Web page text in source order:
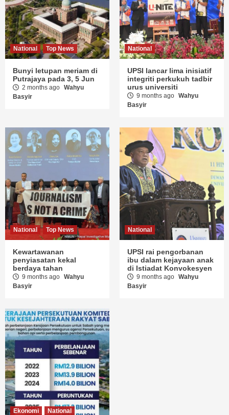
National Top News
Bunyi letupan meriam di
Putrajaya pada 3, 5 Jun
2 months ago Wahyu
Basyir
National
UPSI lancar lima inisiatif
integriti perkukuh tadbir
urus universiti
9 months ago Wahyu
Basyir
National Top News
Kewartawanan
penyiasatan kekal
berdaya tahan
9 months ago Wahyu
Basyir
National
UPSI rai pengorbanan
ibu dalam kejayaan anak
di Istiadat Konvokesyen
9 months ago Wahyu
Basyir
Ekonomi National